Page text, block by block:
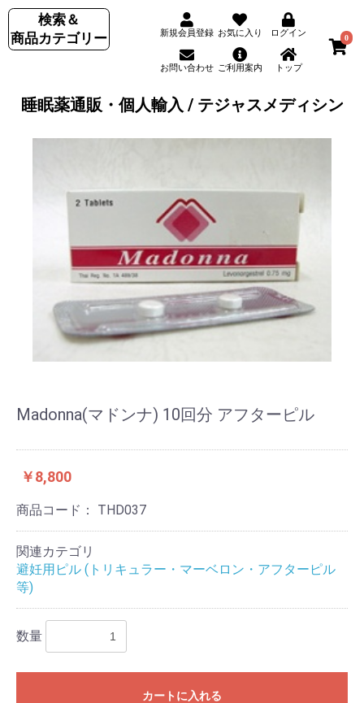
検索＆
商品カテゴリー
新規会員登録 お気に入り ログイン
お問い合わせ ご利用案内 トップ
0
睡眠薬通販・個人輸入 / テジャスメディシン
Madonna(マドンナ) 10回分 アフターピル
￥8,800
商品コード： THD037
関連カテゴリ
避妊用ピル (トリキュラー・マーベロン・アフターピル
等)
数量
カートに入れる